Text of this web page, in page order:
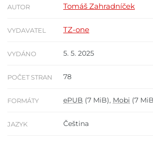
AUTOR Tomáš Zahradníček
VYDAVATEL TZ-one
VYDÁNO 5. 5. 2025
POČET STRAN 78
FORMÁTY ePUB (7 MiB), Mobi (7
JAZYK Čeština